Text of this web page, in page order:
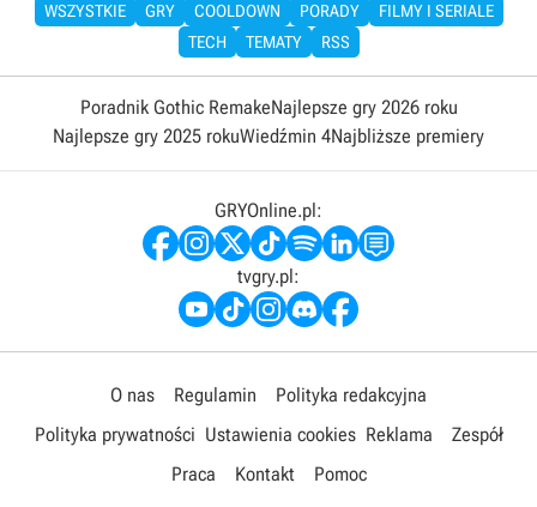
WSZYSTKIE GRY COOLDOWN PORADY
FILMY I SERIALE
TECH
TEMATY RSS
Poradnik Gothic RemakeNajlepsze gry 2026 roku
Najlepsze gry 2025 rokuWiedźmin 4Najbliższe premiery
GRYOnline.pl:
tvgry.pl:
O nas Regulamin
Polityka redakcyjna
Polityka prywatności Ustawienia cookies Reklama
Zespół
Praca
Kontakt Pomoc